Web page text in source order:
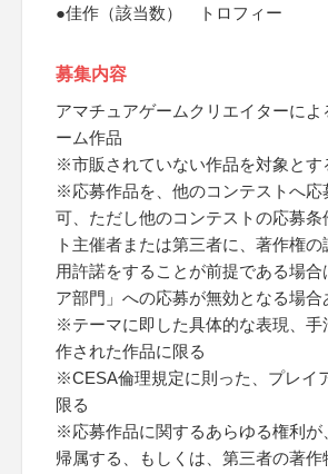
●佳作（該当数） トロフィー
募集内容
アマチュアゲームクリエイターに
ーム作品
※市販されていない作品を対象とす
※応募作品を、他のコンテストへ応
可、ただし他のコンテストの応募条
ト主催者または第三者に、著作権
用許諾をすることが前提である場合
ア部門」への応募が無効となる場合
※テーマに即した具体的な表現、手
作された作品に限る
※CESA倫理規定に則った、プレイ
限る
※応募作品に関するあらゆる権利が
帰属する、もしくは、第三者の著